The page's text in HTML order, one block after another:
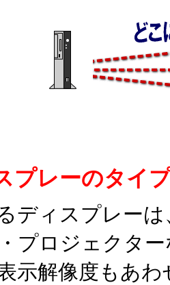
プレーのタイ
ディスプレー
プロジェクタ
示解像度もあ